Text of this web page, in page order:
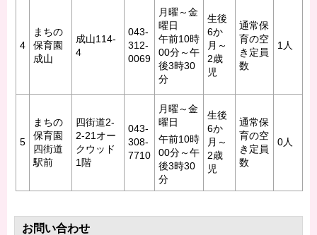
4
まちの
保育園
成山
成山114-
4
043-
312-
0069
月曜～金
曜日
午前10時
00分～午
後3時30
分
生後
6か
月～
2歳
児
通常保
育の空
き定員
数
1人
5
まちの
保育園
四街道
駅前
四街道2-
2-21オー
クウッド
1階
043-
308-
7710
月曜～金
曜日
午前10時
00分～午
後3時30
分
生後
6か
月～
2歳
児
通常保
育の空
き定員
数
0人
お問い合わせ